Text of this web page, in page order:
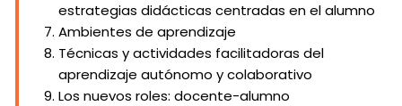
estrategias didácticas centradas en el alumno
Ambientes de aprendizaje
Técnicas y actividades facilitadoras del
aprendizaje autónomo y colaborativo
Los nuevos roles: docente-alumno